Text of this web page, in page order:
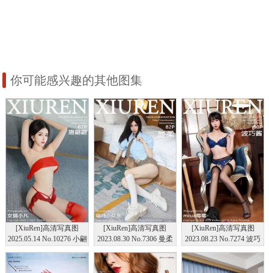
你可能感兴趣的其他图集
[XiuRen]高清写真图
2025.05.14 No.10276 小翩
[XiuRen]高清写真图
2023.08.30 No.7306 曼柔
[XiuRen]高清写真图
2023.08.23 No.7274 波巧